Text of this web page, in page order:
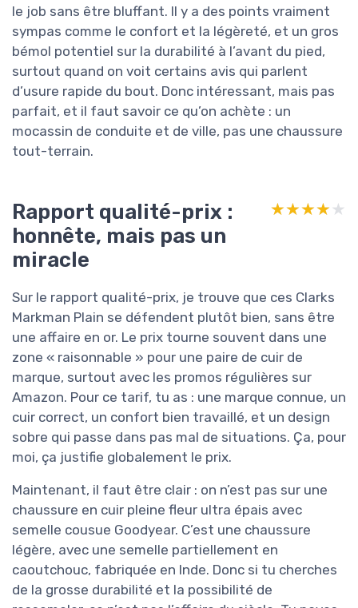
le job sans être bluffant. Il y a des points vraiment
sympas comme le confort et la légèreté, et un gros
bémol potentiel sur la durabilité à l’avant du pied,
surtout quand on voit certains avis qui parlent
d’usure rapide du bout. Donc intéressant, mais pas
parfait, et il faut savoir ce qu’on achète : un
mocassin de conduite et de ville, pas une chaussure
tout-terrain.
Rapport qualité-prix :
honnête, mais pas un
miracle
★★★★★
★★★★★
Sur le rapport qualité-prix, je trouve que ces Clarks
Markman Plain se défendent plutôt bien, sans être
une affaire en or. Le prix tourne souvent dans une
zone « raisonnable » pour une paire de cuir de
marque, surtout avec les promos régulières sur
Amazon. Pour ce tarif, tu as : une marque connue, un
cuir correct, un confort bien travaillé, et un design
sobre qui passe dans pas mal de situations. Ça, pour
moi, ça justifie globalement le prix.
Maintenant, il faut être clair : on n’est pas sur une
chaussure en cuir pleine fleur ultra épais avec
semelle cousue Goodyear. C’est une chaussure
légère, avec une semelle partiellement en
caoutchouc, fabriquée en Inde. Donc si tu cherches
de la grosse durabilité et la possibilité de